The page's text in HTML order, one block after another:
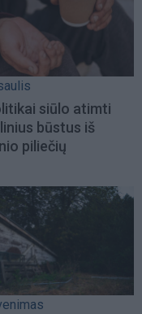
siūlo atimti
būstus iš
piliečių